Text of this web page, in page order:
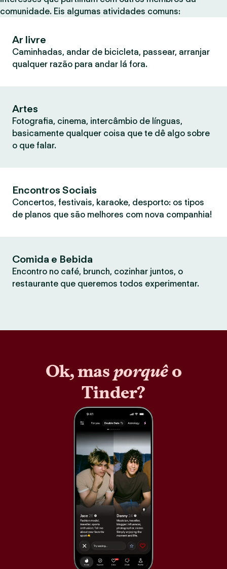
comunidade. Eis algumas atividades comuns:
Ar livre
Caminhadas, andar de bicicleta, passear, arranjar
qualquer razão para andar lá fora.
Artes
Fotografia, cinema, intercâmbio de línguas,
basicamente qualquer coisa que te dê algo sobre
o que falar.
Encontros Sociais
Concertos, festivais, karaoke, desporto: os tipos
de planos que são melhores com nova companhia!
Comida e Bebida
Encontro no café, brunch, cozinhar juntos, o
restaurante que queremos todos experimentar.
Ok, masporquêo
Tinder?